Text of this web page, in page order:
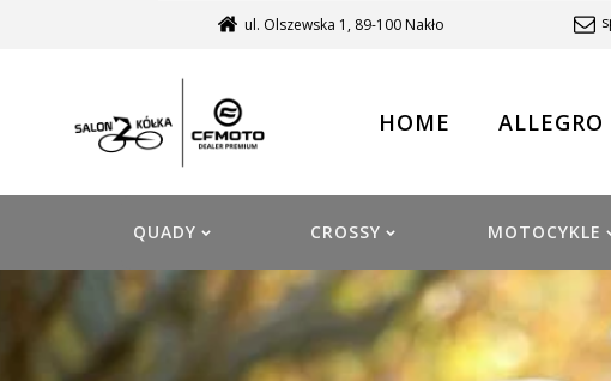
ul. Olszewska 1, 89-100 Nakło
HOME ALLEGRO
QUADY CROSSY MOTOCYKLE